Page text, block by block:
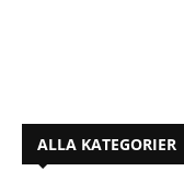
ALLA KATEGORIER